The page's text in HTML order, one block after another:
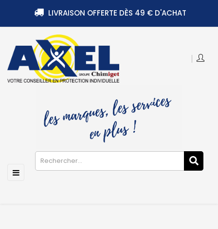
LIVRAISON OFFERTE DÈS 49 € D'ACHAT
Basculer
☰